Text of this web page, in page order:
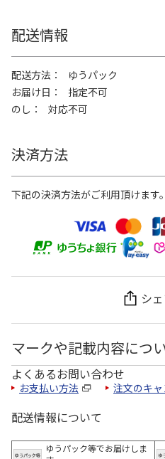
配送情報
配送方法
ゆうパック
お届け日
指定不可
のし
対応不可
決済方法
下記の決済方法がご利用頂けます。
シ
マークや記載内容につ
よくあるお問い合わせ
お支払い方法 注文のキ
配送情報について
ゆうパック等でお届けしま